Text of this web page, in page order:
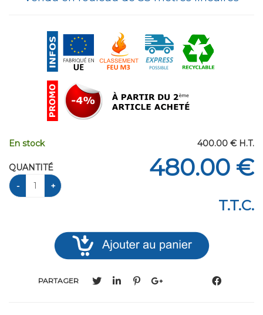
400.00 € H.T.
480.00 €
T.T.C.
En stock
QUANTITÉ
PARTAGER